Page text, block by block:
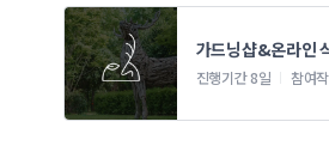
가드닝샵&온라인
로고 디자인 의뢰
진행기간 8일 참여